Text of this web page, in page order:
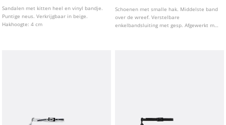
Sandalen met kitten heel en vinyl bandje.
Puntige neus. Verkrijgbaar in beige.
Hakhoogte: 4 cm
Schoenen met smalle hak. Middelste band
over de wreef. Verstelbare
enkelbandsluiting met gesp. Afgewerkt met